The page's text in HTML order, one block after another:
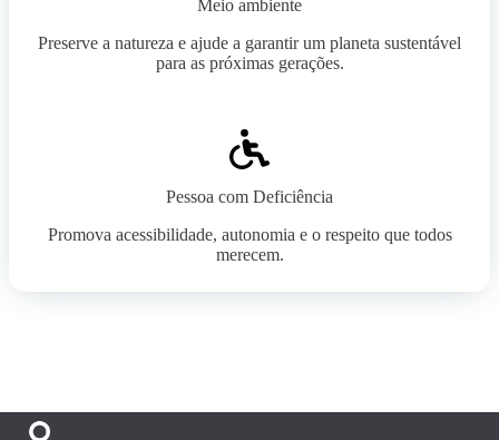
Meio ambiente
Preserve a natureza e ajude a garantir um planeta sustentável
para as próximas gerações.
Pessoa com Deficiência
Promova acessibilidade, autonomia e o respeito que todos
merecem.